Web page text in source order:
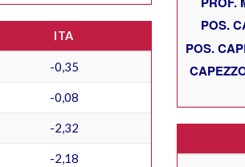
ITA
-0,35
-0,08
-2,32
-2,18